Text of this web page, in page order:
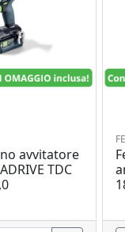
avvitatore
TDC